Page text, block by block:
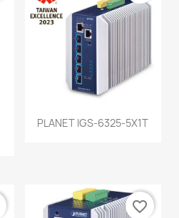
PLANET IGS-6325-5X1T
favorite_border